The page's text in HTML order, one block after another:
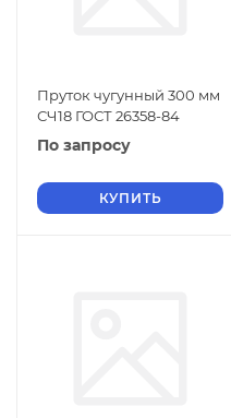
Пруток чугунный 300 мм
СЧ18 ГОСТ 26358-84
По запросу
КУПИТЬ